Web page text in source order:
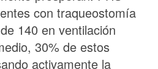
con traqueostomía
140 en ventilación
30% de estos
activamente la